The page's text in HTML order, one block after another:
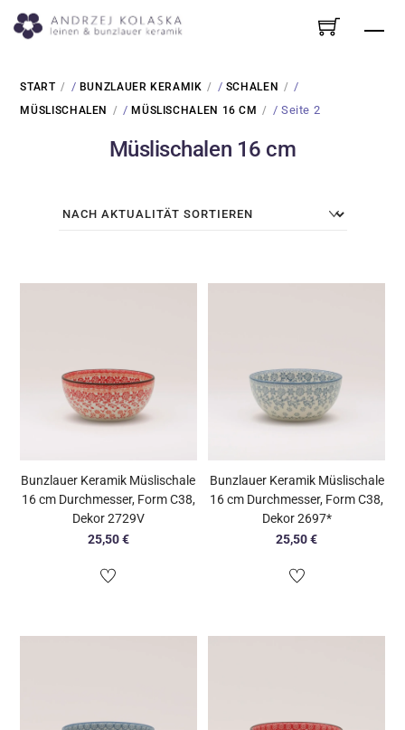
Skip
START / BUNZLAUER KERAMIK / SCHALEN /
MÜSLISCHALEN /MÜSLISCHALEN 16 CM / Seite 2
Müslischalen 16 cm
Bunzlauer Keramik Müslischale
16 cm Durchmesser, Form C38,
Dekor 2729V
25,50€
Bunzlauer Keramik Müslischale
16 cm Durchmesser, Form C38,
Dekor 2697*
25,50€